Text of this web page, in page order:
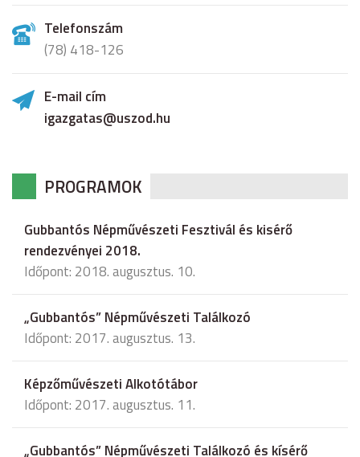
Telefonszám
(78) 418-126
E-mail cím
igazgatas@uszod.hu
PROGRAMOK
Gubbantós Népművészeti Fesztivál és kisérő
rendezvényei 2018.
Időpont: 2018. augusztus. 10.
„Gubbantós” Népművészeti Találkozó
Időpont: 2017. augusztus. 13.
Képzőművészeti Alkotótábor
Időpont: 2017. augusztus. 11.
„Gubbantós” Népművészeti Találkozó és kísérő